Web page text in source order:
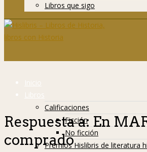
Libros que sigo
Inicio
Libros
Calificaciones
Ficción
No ficción
Premios Hislibris de literatura
Respuesta a: En
comprado